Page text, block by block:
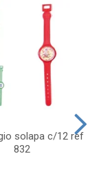
solapa c/12 ref
832